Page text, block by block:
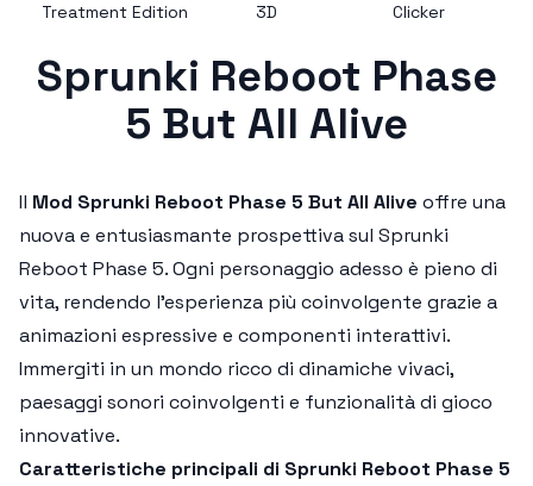
Treatment Edition
3D
Clicker
Sprunki Reboot Phase
5 But All Alive
Il Mod Sprunki Reboot Phase 5 But All Alive offre una
nuova e entusiasmante prospettiva sul Sprunki
Reboot Phase 5. Ogni personaggio adesso è pieno di
vita, rendendo l’esperienza più coinvolgente grazie a
animazioni espressive e componenti interattivi.
Immergiti in un mondo ricco di dinamiche vivaci,
paesaggi sonori coinvolgenti e funzionalità di gioco
innovative.
Caratteristiche principali di Sprunki Reboot Phase 5